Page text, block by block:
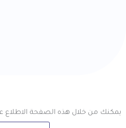
يمكنك من خلال هذه الصفحة الاطلاع